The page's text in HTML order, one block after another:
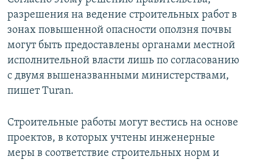
разрешения на ведение строительных работ в
зонах повышенной опасности оползня почвы
могут быть предоставлены органами местной
исполнительной власти лишь по согласованию
с двумя вышеназванными министерствами,
пишет Turan.
Строительные работы могут вестись на основе
проектов, в которых учтены инженерные
меры в соответствие строительных норм и